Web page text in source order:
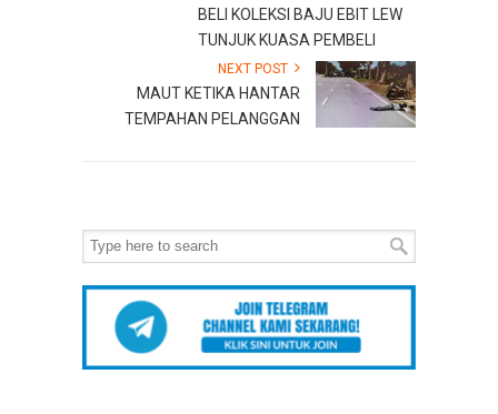
BELI KOLEKSI BAJU EBIT LEW
TUNJUK KUASA PEMBELI
NEXT POST
MAUT KETIKA HANTAR
TEMPAHAN PELANGGAN